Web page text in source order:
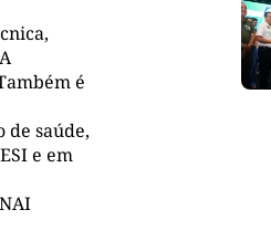
é
de saúde,
e em